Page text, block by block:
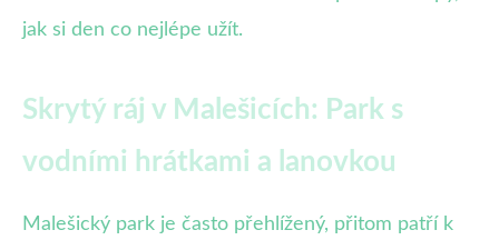
jak si den co nejlépe užít.
Skrytý ráj v Malešicích: Park s
vodními hrátkami a lanovkou
Malešický park je často přehlížený, přitom patří k